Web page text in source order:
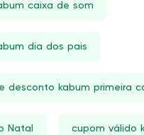
caixa de som
dia dos pais
desconto kabum primeira
Natal cupom válido